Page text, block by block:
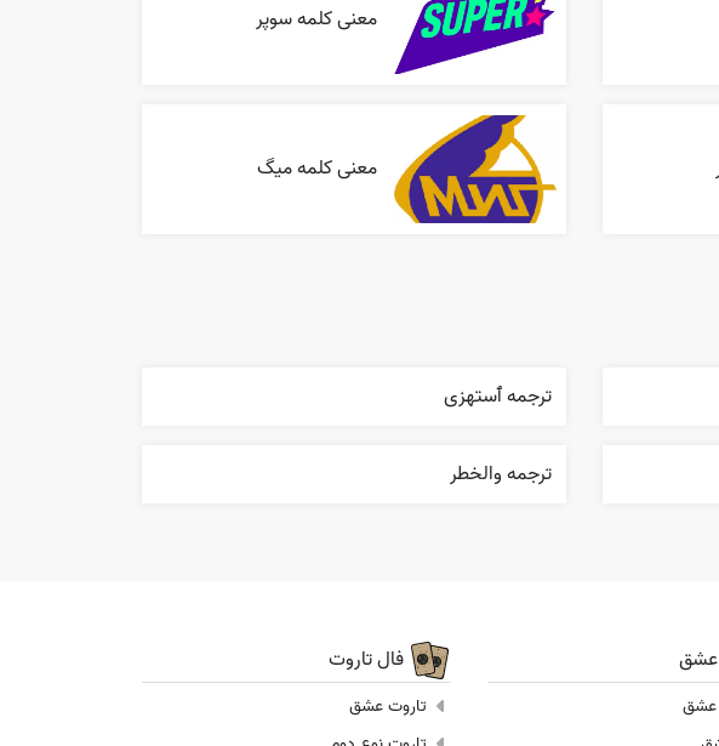
معنی کلمه سوپر
معنی کلمه میگ
ترجمه ٱستهزی
ترجمه والخطر
عشق فال تاروت
تاروت عشق